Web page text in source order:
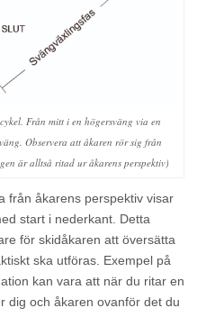
Från mitt i en högersväng via en
Observera att åkaren rör sig från
är alltså ritad ur åkarens perspektiv)
från åkarens perspektiv visar
start i nederkant. Detta
för skidåkaren att översätta
ska utföras. Exempel på
kan vara att när du ritar en
dig och åkaren ovanför det du